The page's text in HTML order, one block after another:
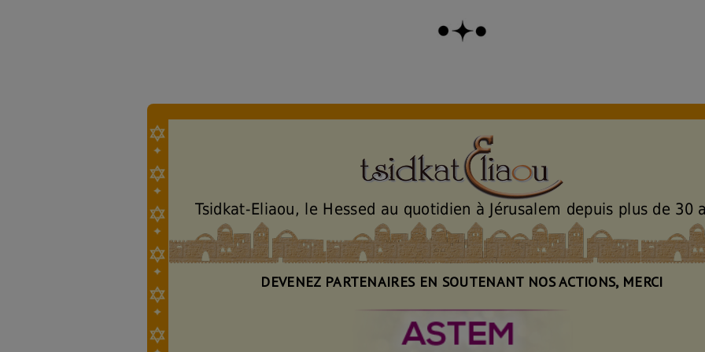
Tsidkat-Eliaou, le Hessed au quotidien à Jérusalem depuis plus de 30
DEVENEZ PARTENAIRES EN SOUTENANT NOS ACTIONS, MERCI